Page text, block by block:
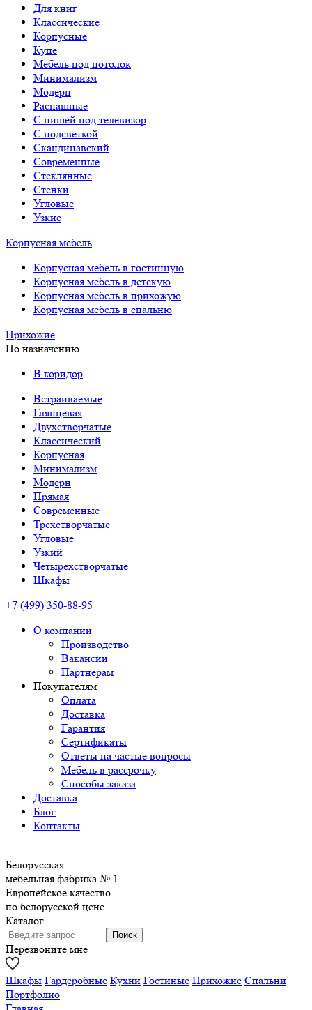
Для книг
Классические
Корпусные
Купе
Мебель под потолок
Минимализм
Модерн
Распашные
С нишей под телевизор
С подсветкой
Скандинавский
Современные
Стеклянные
Стенки
Угловые
Узкие
Корпусная мебель
Корпусная мебель в гостинную
Корпусная мебель в детскую
Корпусная мебель в прихожую
Корпусная мебель в спальню
Прихожие
По назначению
В коридор
Встраиваемые
Глянцевая
Двухстворчатые
Классический
Корпусная
Минимализм
Модерн
Прямая
Современные
Трехстворчатые
Угловые
Узкий
Четырехстворчатые
Шкафы
+7 (499) 350-88-95
О компании
Производство
Вакансии
Партнерам
Покупателям
Оплата
Доставка
Гарантия
Сертификаты
Ответы на частые вопросы
Мебель в рассрочку
Способы заказа
Доставка
Блог
Контакты
Белорусская
мебельная фабрика № 1
Европейское качество
по белорусской цене
Каталог
Перезвоните мне
Шкафы Гардеробные Кухни Гостиные Прихожие Спальни
Портфолио